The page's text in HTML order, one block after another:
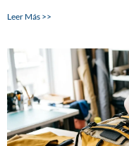
Leer Más >>